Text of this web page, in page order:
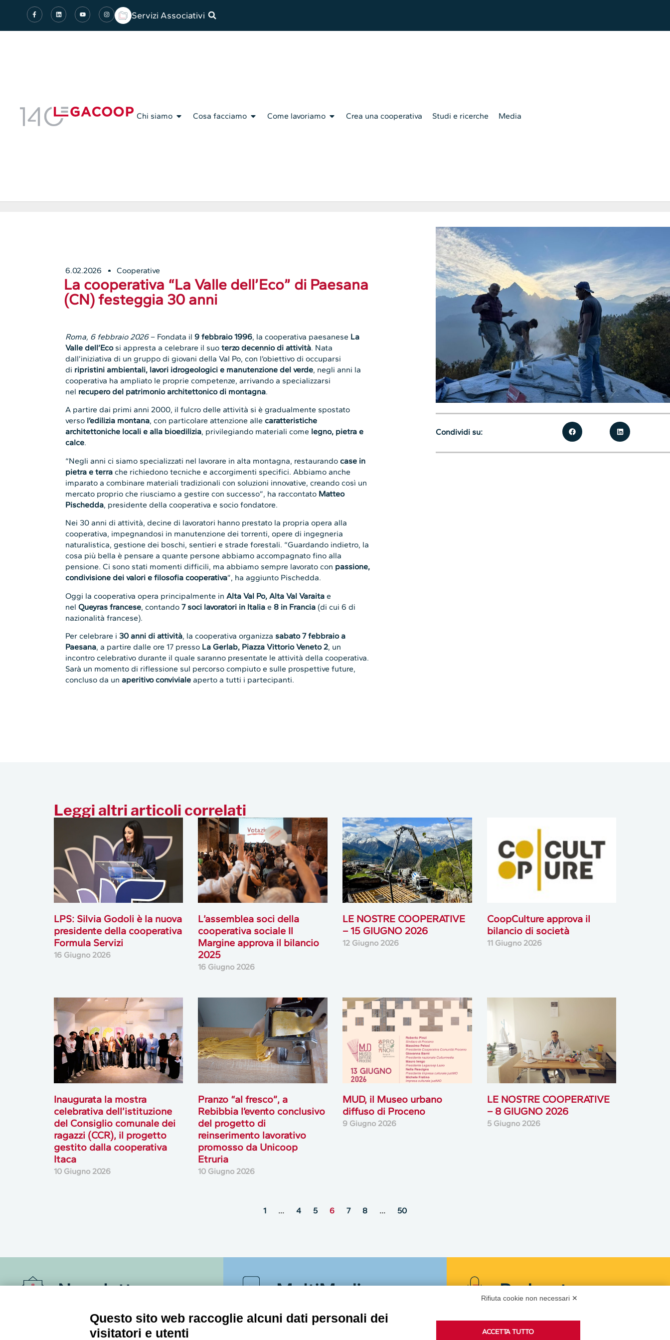
Servizi Associativi
Chi siamo Cosa facciamo Come lavoriamo Crea una cooperativa Studi e ricerche Media
6.02.2026 Cooperative
La cooperativa “La Valle dell’Eco” di Paesana
(CN) festeggia 30 anni
Roma, 6 febbraio 2026– Fondata il9 febbraio 1996, la cooperativa paesanese La
Valle dell’Ecosi appresta a celebrare il suoterzo decennio di attività. Nata
dall’iniziativa di un gruppo di giovani della Val Po, con l’obiettivo di occuparsi
di ripristini ambientali, lavori idrogeologici e manutenzione del verde, negli anni la
cooperativa ha ampliato le proprie competenze, arrivando a specializzarsi
nel recupero del patrimonio architettonico di montagna.
A partire dai primi anni 2000, il fulcro delle attività si è gradualmente spostato
verso l’edilizia montana, con particolare attenzione allecaratteristiche
architettoniche locali e alla bioedilizia, privilegiando materiali come legno, pietra e
calce.
“Negli anni ci siamo specializzati nel lavorare in alta montagna, restaurandocase in
pietra e terra che richiedono tecniche e accorgimenti specifici. Abbiamo anche
imparato a combinare materiali tradizionali con soluzioni innovative, creando così un
mercato proprio che riusciamo a gestire con successo”, ha raccontato Matteo
Pischedda, presidente della cooperativa e socio fondatore.
Nei 30 anni di attività, decine di lavoratori hanno prestato la propria opera alla
cooperativa, impegnandosi in manutenzione dei torrenti, opere di ingegneria
naturalistica, gestione dei boschi, sentieri e strade forestali. “Guardando indietro, la
cosa più bella è pensare a quante persone abbiamo accompagnato fino alla
pensione. Ci sono stati momenti difficili, ma abbiamo sempre lavorato con passione,
condivisione dei valori e filosofia cooperativa”, ha aggiunto Pischedda.
Oggi la cooperativa opera principalmente inAlta Val Po, Alta Val Varaita e
nelQueyras francese, contando7 soci lavoratori in Italia e8 in Francia (di cui 6 di
nazionalità francese).
Per celebrare i 30 anni di attività, la cooperativa organizza sabato 7 febbraio a
Paesana, a partire dalle ore 17 presso La Gerlab, Piazza Vittorio Veneto 2, un
incontro celebrativo durante il quale saranno presentate le attività della cooperativa.
Sarà un momento di riflessione sul percorso compiuto e sulle prospettive future,
concluso da unaperitivo conviviale aperto a tutti i partecipanti.
Condividi su:
Leggi altri articoli correlati
LPS: Silvia Godoli è la nuova
presidente della cooperativa
Formula Servizi
16 Giugno 2026
L’assemblea soci della
cooperativa sociale Il
Margine approva il bilancio
2025
16 Giugno 2026
LE NOSTRE COOPERATIVE
– 15 GIUGNO 2026
12 Giugno 2026
CoopCulture approva il
bilancio di società
11 Giugno 2026
Inaugurata la mostra
celebrativa dell’istituzione
del Consiglio comunale dei
ragazzi (CCR), il progetto
gestito dalla cooperativa
Itaca
10 Giugno 2026
Pranzo “al fresco”, a
Rebibbia l’evento conclusivo
del progetto di
reinserimento lavorativo
promosso da Unicoop
Etruria
10 Giugno 2026
MUD, il Museo urbano
diffuso di Proceno
9 Giugno 2026
LE NOSTRE COOPERATIVE
– 8 GIUGNO 2026
5 Giugno 2026
1 … 4 5 6 7 8 … 50
Newsletter
Accedi o iscriviti alla nostra Newsletter Legacoop
Informazioni per restare sempre aggiornati sul
MultiMedia Podcast
Ascolta i podcast di approfondimento di Legacoop
Rifiuta cookie non necessari ✕
Questo sito web raccoglie alcuni dati personali dei
visitatori e utenti
ACCETTA TUTTO